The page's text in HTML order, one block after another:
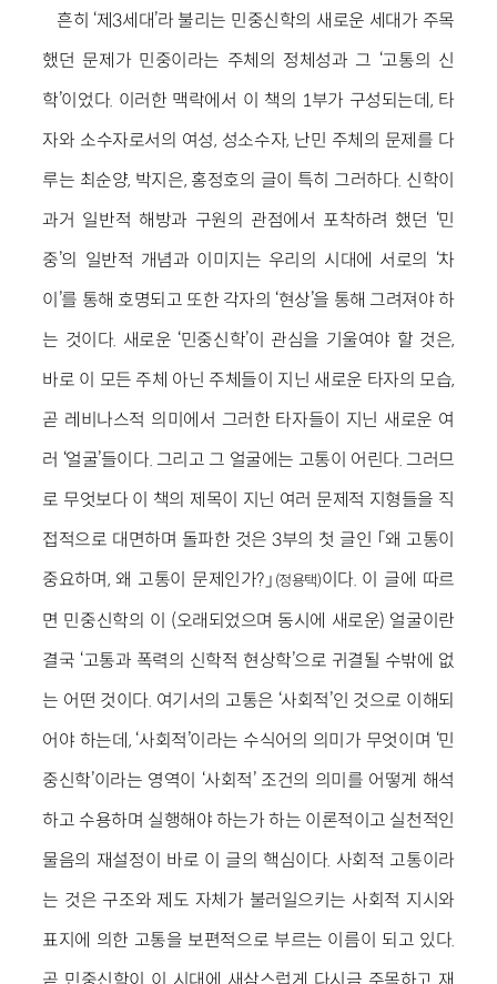
흔히 ‘제3세대’라 불리는 민중신학의 새로운 세대가 주목
했던 문제가 민중이라는 주체의 정체성과 그 ‘고통의 신
학’이었다. 이러한 맥락에서 이 책의 1부가 구성되는데, 타
자와 소수자로서의 여성, 성소수자, 난민 주체의 문제를 다
루는 최순양, 박지은, 홍정호의 글이 특히 그러하다. 신학이
과거 일반적 해방과 구원의 관점에서 포착하려 했던 ‘민
중’의 일반적 개념과 이미지는 우리의 시대에 서로의 ‘차
이’를 통해 호명되고 또한 각자의 ‘현상’을 통해 그려져야 하
는 것이다. 새로운 ‘민중신학’이 관심을 기울여야 할 것은,
바로 이 모든 주체 아닌 주체들이 지닌 새로운 타자의 모습,
곧 레비나스적 의미에서 그러한 타자들이 지닌 새로운 여
러 ‘얼굴’들이다. 그리고 그 얼굴에는 고통이 어린다. 그러므
로 무엇보다 이 책의 제목이 지닌 여러 문제적 지형들을 직
접적으로 대면하며 돌파한 것은 3부의 첫 글인 「왜 고통이
중요하며, 왜 고통이 문제인가?」 (정용택)이다. 이 글에 따르
면 민중신학의 이 (오래되었으며 동시에 새로운) 얼굴이란
결국 ‘고통과 폭력의 신학적 현상학’으로 귀결될 수밖에 없
는 어떤 것이다. 여기서의 고통은 ‘사회적’인 것으로 이해되
어야 하는데, ‘사회적’이라는 수식어의 의미가 무엇이며 ‘민
중신학’이라는 영역이 ‘사회적’ 조건의 의미를 어떻게 해석
하고 수용하며 실행해야 하는가 하는 이론적이고 실천적인
물음의 재설정이 바로 이 글의 핵심이다. 사회적 고통이라
는 것은 구조와 제도 자체가 불러일으키는 사회적 지시와
표지에 의한 고통을 보편적으로 부르는 이름이 되고 있다.